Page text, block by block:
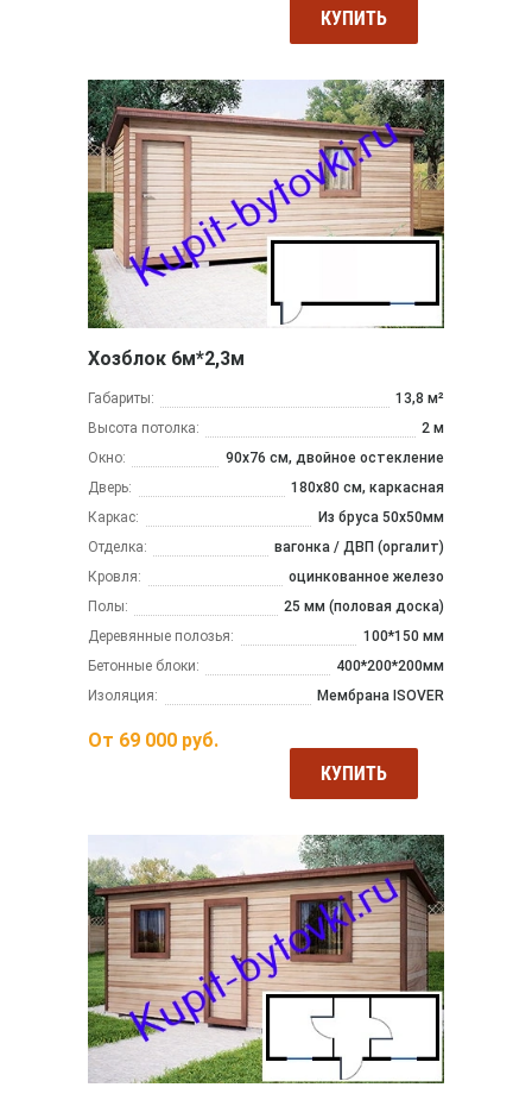
КУПИТЬ
Хозблок 6м*2,3м
Габариты:
13,8 м²
Высота потолка:
2 м
Окно:
90х76 см, двойное остекление
Дверь:
180х80 см, каркасная
Каркас:
Из бруса 50x50мм
Отделка:
вагонка / ДВП (оргалит)
Кровля:
оцинкованное железо
Полы:
25 мм (половая доска)
Деревянные полозья:
100*150 мм
Бетонные блоки:
400*200*200мм
Изоляция:
Мембрана ISOVER
От 69 000 руб.
КУПИТЬ